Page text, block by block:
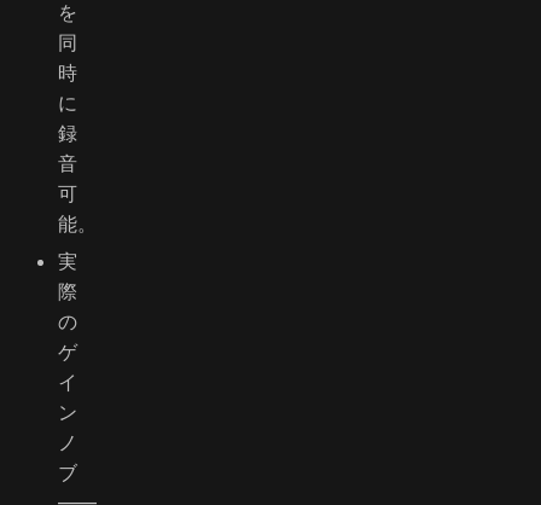
を
同
時
に
録
音
可
能。
実
際
の
ゲ
イ
ン
ノ
ブ